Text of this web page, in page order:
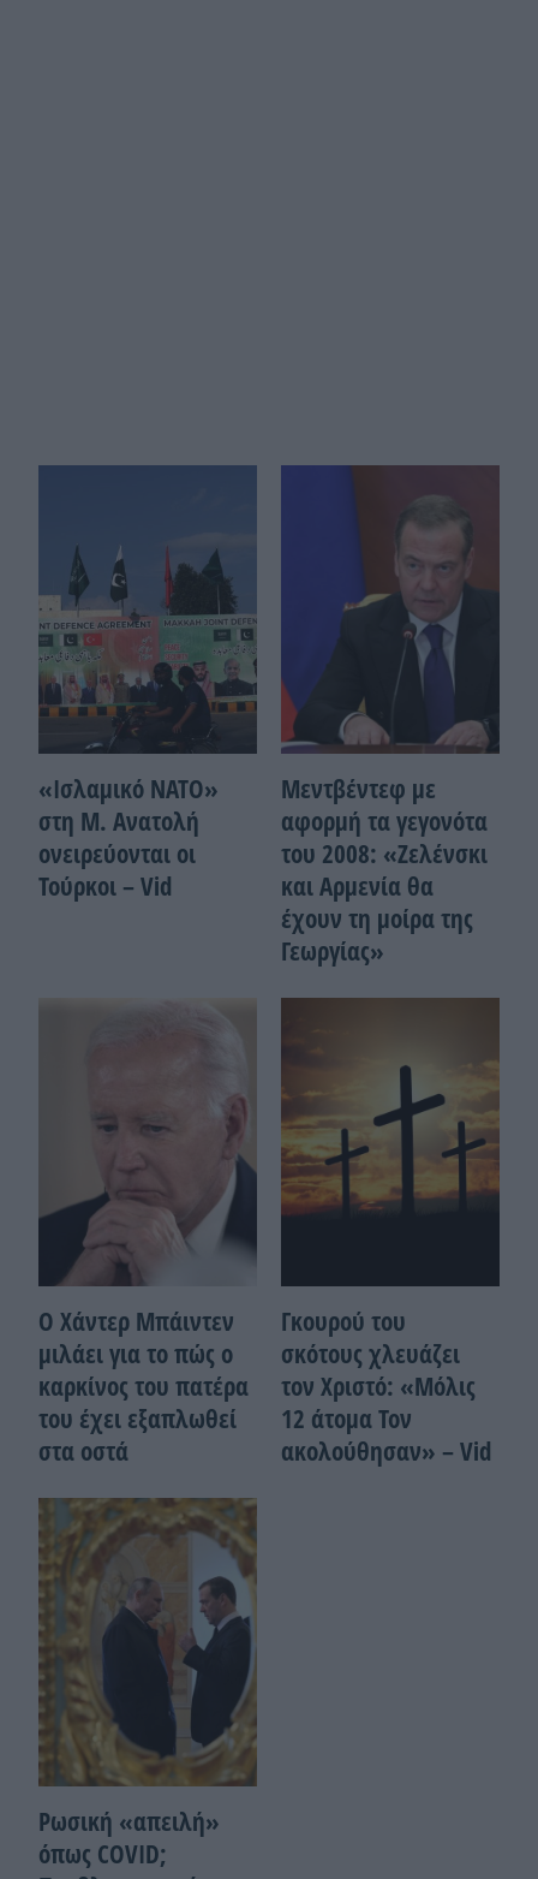
«Ισλαμικό ΝΑΤΟ»
στη Μ. Ανατολή
ονειρεύονται οι
Τούρκοι – Vid
Μεντβέντεφ με
αφορμή τα γεγονότα
του 2008: «Ζελένσκι
και Αρμενία θα
έχουν τη μοίρα της
Γεωργίας»
Ο Χάντερ Μπάιντεν
μιλάει για το πώς ο
καρκίνος του πατέρα
του έχει εξαπλωθεί
στα οστά
Γκουρού του
σκότους χλευάζει
τον Χριστό: «Μόλις
12 άτομα Τον
ακολούθησαν» – Vid
Ρωσική «απειλή»
όπως COVID;